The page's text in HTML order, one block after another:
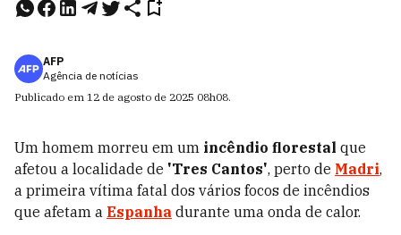
AFP
Agência de notícias
Publicado em 12 de agosto de 2025 08h08.
Um homem morreu em um incêndio florestal que
afetou a localidade de 'Tres Cantos', perto de Madri,
a primeira vítima fatal dos vários focos de incêndios
que afetam a Espanha durante uma onda de calor.